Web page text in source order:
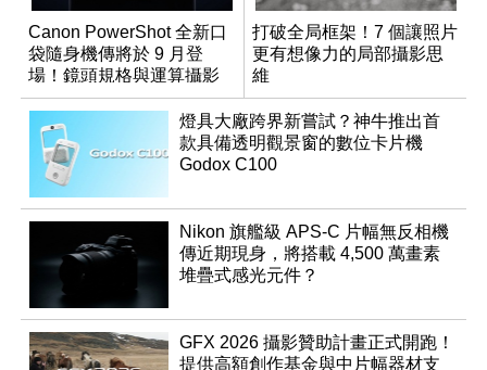
Canon PowerShot 全新口
袋隨身機傳將於 9 月登
場！鏡頭規格與運算攝影
升級成為焦點
打破全局框架！7 個讓照片
更有想像力的局部攝影思
維
燈具大廠跨界新嘗試？神牛推出首
款具備透明觀景窗的數位卡片機
Godox C100
Nikon 旗艦級 APS-C 片幅無反相機
傳近期現身，將搭載 4,500 萬畫素
堆疊式感光元件？
GFX 2026 攝影贊助計畫正式開跑！
提供高額創作基金與中片幅器材支